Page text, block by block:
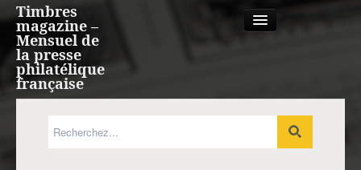
Timbres
magazine –
Mensuel de
la presse
philatélique
française